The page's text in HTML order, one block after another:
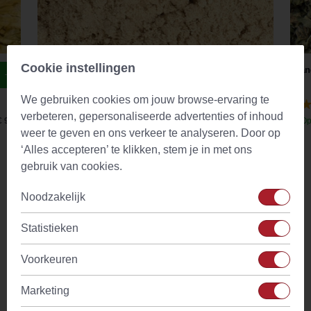
9,44
Slippery Elm / Rode Iep Poeder (Ulmus Rubra)
(29)
Op voorraad
Vanaf € 8,13
Omschrijving
Op zoek naar een manier om je theemoment op te leuken?
Kies dan Theepot Karol 0,85L met handgeschilderde zwarte
en gouden decoratie.
Theepot Karol 0,85L is een stijlvolle, witte theepot met
zwarte opdruk met planten en vlinders waarbij sommige
vlinders met goud gedecoreerd zijn. De theepot is ideaal
Cookie instellingen
We gebruiken cookies om jouw browse-ervaring te
verbeteren, gepersonaliseerde advertenties of inhoud
weer te geven en ons verkeer te analyseren. Door op
‘Alles accepteren’ te klikken, stem je in met ons
gebruik van cookies.
Noodzakelijk
Statistieken
Voorkeuren
Marketing